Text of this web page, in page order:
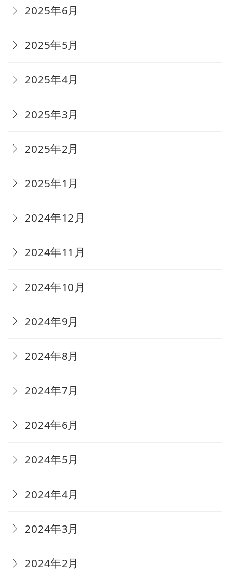
2025年6月
2025年5月
2025年4月
2025年3月
2025年2月
2025年1月
2024年12月
2024年11月
2024年10月
2024年9月
2024年8月
2024年7月
2024年6月
2024年5月
2024年4月
2024年3月
2024年2月